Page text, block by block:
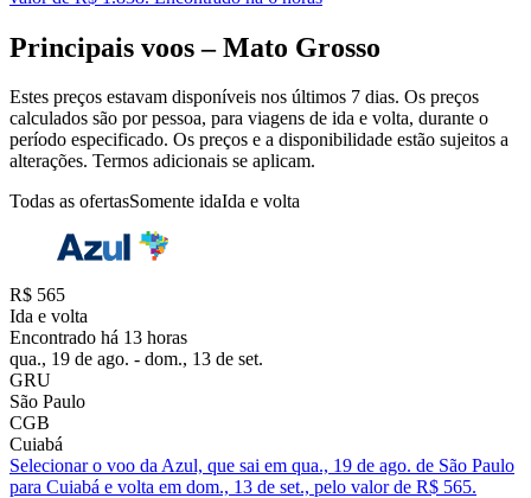
Principais voos – Mato Grosso
Estes preços estavam disponíveis nos últimos 7 dias. Os preços
calculados são por pessoa, para viagens de ida e volta, durante o
período especificado. Os preços e a disponibilidade estão sujeitos a
alterações. Termos adicionais se aplicam.
Todas as ofertasSomente idaIda e volta
R$ 565
Ida e volta
Encontrado há 13 horas
qua., 19 de ago. - dom., 13 de set.
GRU
São Paulo
CGB
Cuiabá
Selecionar o voo da Azul, que sai em qua., 19 de ago. de São Paulo
para Cuiabá e volta em dom., 13 de set., pelo valor de R$ 565.